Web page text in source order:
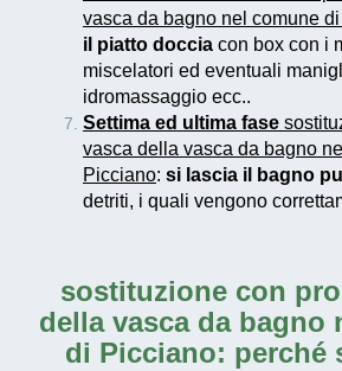
vasca da bagno nel comune
il piatto doccia con box con i
miscelatori ed eventuali
idromassaggio ecc..
Settima ed ultima fase
vasca della vasca da bagno
Picciano: si lascia il bagno
detriti, i quali vengono
sostituzione con
della vasca da bagno
di Picciano: perché